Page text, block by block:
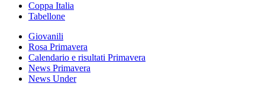
Coppa Italia
Tabellone
Giovanili
Rosa Primavera
Calendario e risultati Primavera
News Primavera
News Under